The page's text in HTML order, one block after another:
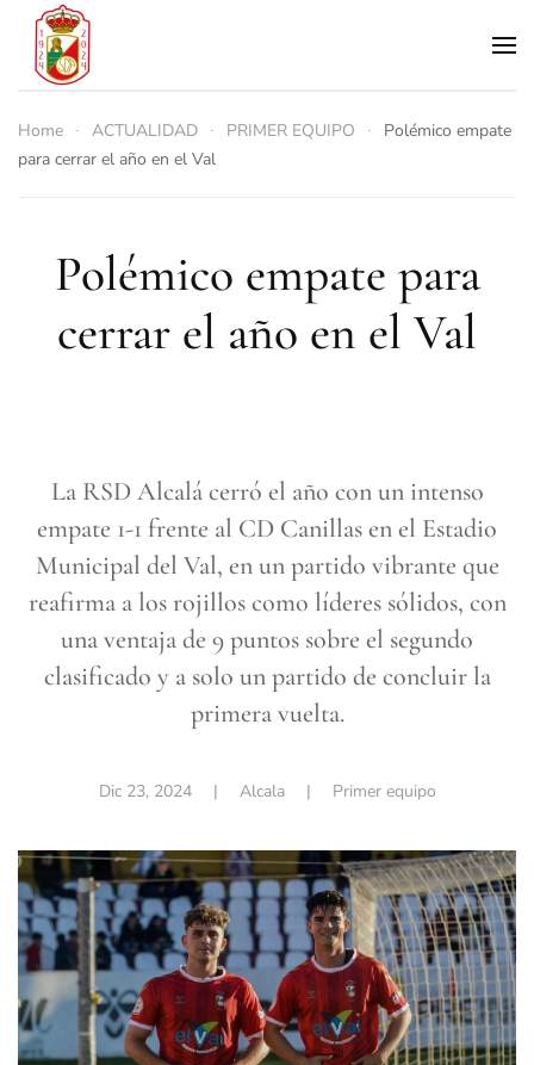
Skip to main content
Home ACTUALIDAD PRIMER EQUIPO
Polémico empate
para cerrar el año en el Val
Polémico empate para
cerrar el año en el Val
La RSD Alcalá cerró el año con un intenso
empate 1-1 frente al CD Canillas en el Estadio
Municipal del Val, en un partido vibrante que
reafirma a los rojillos como líderes sólidos, con
una ventaja de 9 puntos sobre el segundo
clasificado y a solo un partido de concluir la
primera vuelta.
Dic 23, 2024| Alcala | Primer equipo